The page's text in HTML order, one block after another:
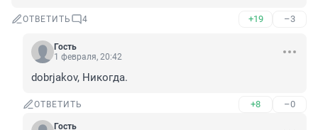
ОТВЕТИТЬ 4 +19 –3
Гость
1 февраля, 20:42
dobrjakov, Никогда.
ОТВЕТИТЬ +8 –0
Гость